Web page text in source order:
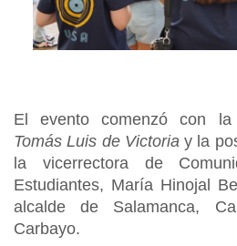
El evento comenzó con
Tomás Luis de Victoriay la
la vicerrectora de
Estudiantes, María Hinojal
alcalde de Salamanca,
Carbayo.